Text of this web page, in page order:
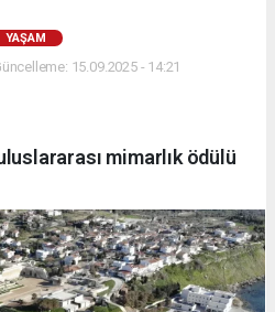
YAŞAM
15.09.2025 - 14:21
mimarlık ödülü